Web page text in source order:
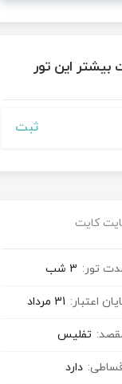
بیشتر این تور
ثبت
کایت
تور: 3 شب
اعتبار: 31 مرداد
تفلیس
دارد